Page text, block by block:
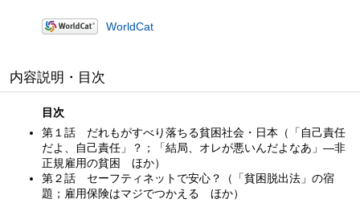
WorldCat
内容説明・目次
目次
第１話 だれもがすべり落ちる貧困社会・日本（「自己責任
だよ、自己責任」？；「結局、オレが悪いんだよなあ」—非
正規雇用の貧困 ほか）
第２話 セーフティネットで安心？（「貧困脱出法」の宿
題；雇用保険はマジでつかえる ほか）